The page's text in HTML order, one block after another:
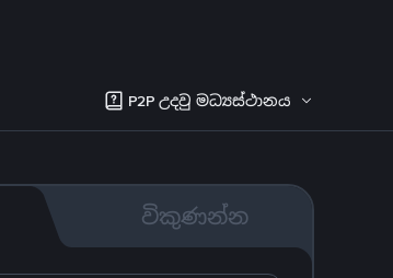
P2P උදවු මධ්‍යස්ථානය
විකුණන්න